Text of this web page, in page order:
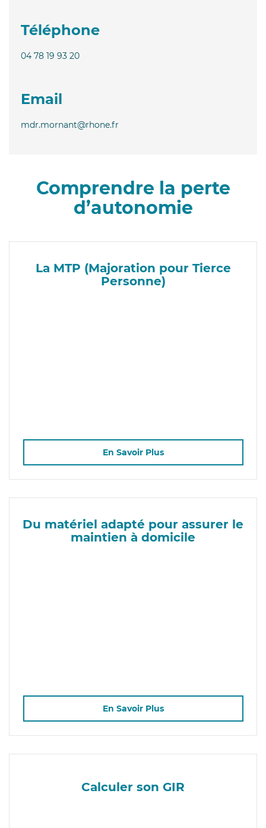
Téléphone
04 78 19 93 20
Email
mdr.mornant@rhone.fr
Comprendre la perte
d’autonomie
La MTP (Majoration pour Tierce
Personne)
En Savoir Plus
Du matériel adapté pour assurer le
maintien à domicile
En Savoir Plus
Calculer son GIR